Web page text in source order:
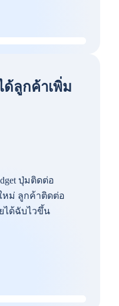
ด้ลูกค้าเพิ่ม
ปุ่มติดต่อ
หม่ ลูกค้าติดต่อ
ได้ฉับไวขึ้น